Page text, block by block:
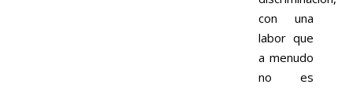
con una
labor que
a menudo
no es